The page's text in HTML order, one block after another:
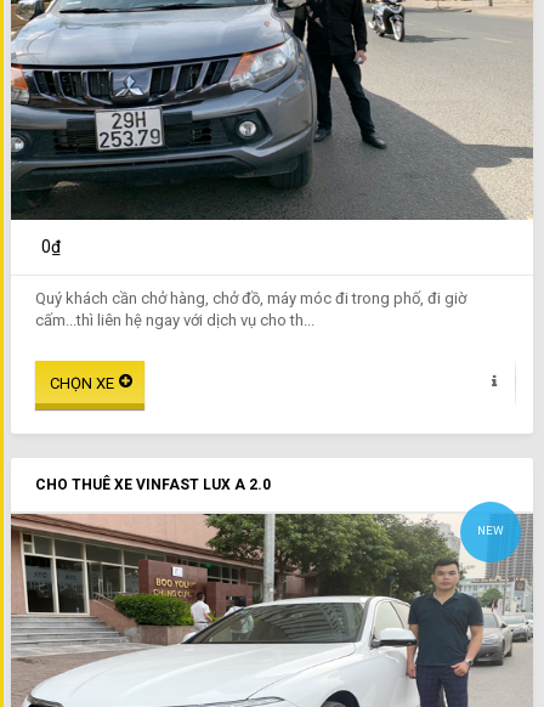
0₫
Quý khách cần chở hàng, chở đồ, máy móc đi trong phố, đi giờ
cấm...thì liên hệ ngay với dịch vụ cho th...
CHO THUÊ XE VINFAST LUX A 2.0
NEW